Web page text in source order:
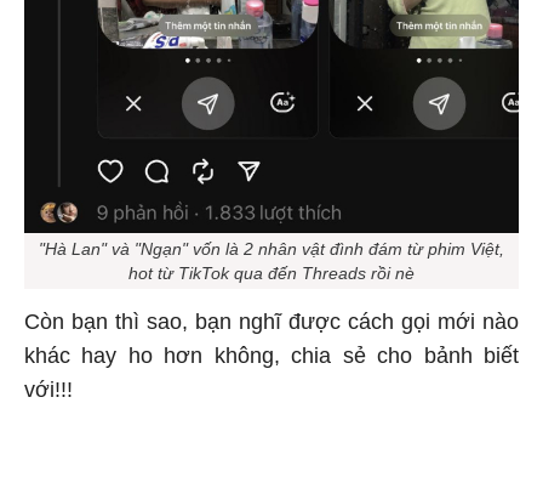
"Hà Lan" và "Ngạn" vốn là 2 nhân vật đình đám từ phim Việt,
hot từ TikTok qua đến Threads rồi nè
Còn bạn thì sao, bạn nghĩ được cách gọi mới nào
khác hay ho hơn không, chia sẻ cho bảnh biết
với!!!